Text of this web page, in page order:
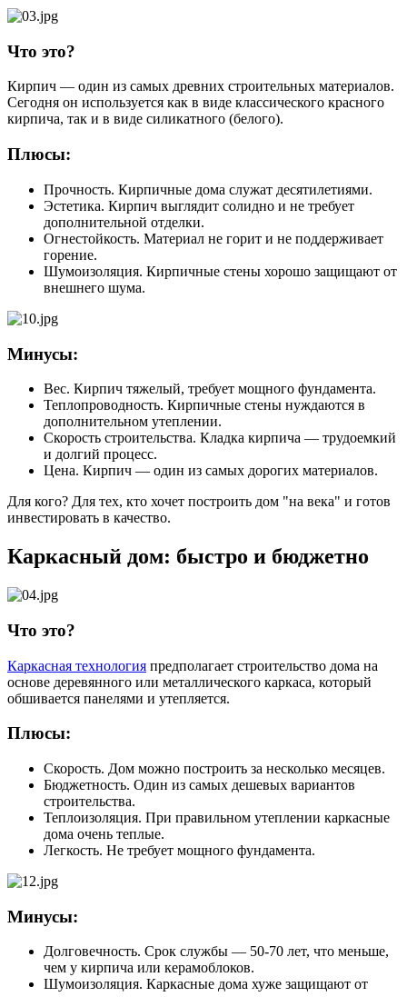
Что это?
Кирпич — один из самых древних строительных материалов.
Сегодня он используется как в виде классического красного
кирпича, так и в виде силикатного (белого).
Плюсы:
Прочность. Кирпичные дома служат десятилетиями.
Эстетика. Кирпич выглядит солидно и не требует
дополнительной отделки.
Огнестойкость. Материал не горит и не поддерживает
горение.
Шумоизоляция. Кирпичные стены хорошо защищают от
внешнего шума.
Минусы:
Вес. Кирпич тяжелый, требует мощного фундамента.
Теплопроводность. Кирпичные стены нуждаются в
дополнительном утеплении.
Скорость строительства. Кладка кирпича — трудоемкий
и долгий процесс.
Цена. Кирпич — один из самых дорогих материалов.
Для кого? Для тех, кто хочет построить дом "на века" и готов
инвестировать в качество.
Каркасный дом: быстро и бюджетно
Что это?
Каркасная технология предполагает строительство дома на
основе деревянного или металлического каркаса, который
обшивается панелями и утепляется.
Плюсы:
Скорость. Дом можно построить за несколько месяцев.
Бюджетность. Один из самых дешевых вариантов
строительства.
Теплоизоляция. При правильном утеплении каркасные
дома очень теплые.
Легкость. Не требует мощного фундамента.
Минусы:
Долговечность. Срок службы — 50-70 лет, что меньше,
чем у кирпича или керамоблоков.
Шумоизоляция. Каркасные дома хуже защищают от